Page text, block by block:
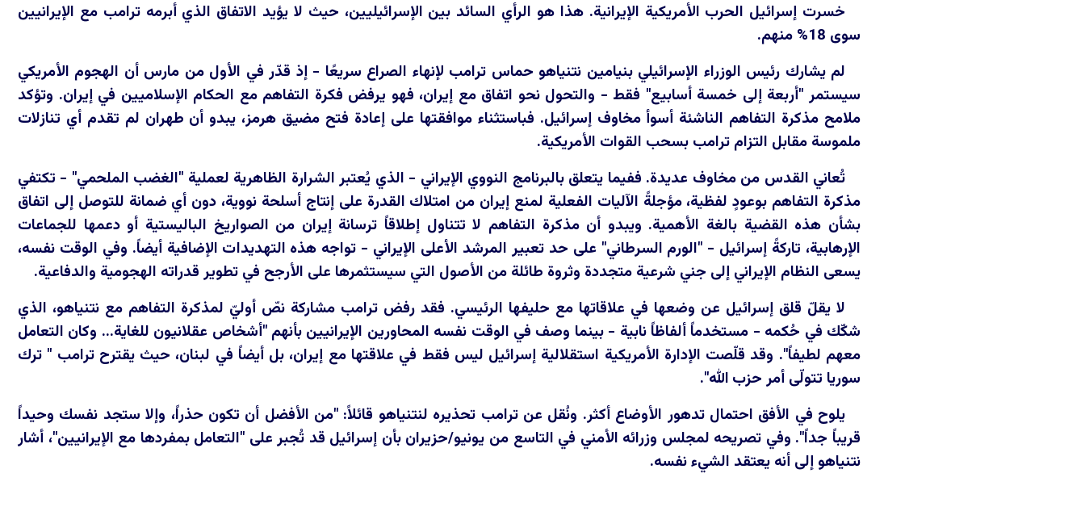
خسرت إسرائيل الحرب الأمريكية الإيرانية. هذا هو الرأي السائد بين الإسرائيليين، حيث لا يؤيد الاتفاق الذي أبرمه ترامب مع الإيرانيين
سوى 18% منهم.
لم يشارك رئيس الوزراء الإسرائيلي بنيامين نتنياهو حماس ترامب لإنهاء الصراع سريعًا - إذ قدّر في الأول من مارس أن الهجوم الأمريكي
سيستمر "أربعة إلى خمسة أسابيع" فقط - والتحول نحو اتفاق مع إيران، فهو يرفض فكرة التفاهم مع الحكام الإسلاميين في إيران. وتؤكد
ملامح مذكرة التفاهم الناشئة أسوأ مخاوف إسرائيل. فباستثناء موافقتها على إعادة فتح مضيق هرمز، يبدو أن طهران لم تقدم أي تنازلات
ملموسة مقابل التزام ترامب بسحب القوات الأمريكية.
تُعاني القدس من مخاوف عديدة. ففيما يتعلق بالبرنامج النووي الإيراني - الذي يُعتبر الشرارة الظاهرية لعملية "الغضب الملحمي" - تكتفي
مذكرة التفاهم بوعودٍ لفظية، مؤجلةً الآليات الفعلية لمنع إيران من امتلاك القدرة على إنتاج أسلحة نووية، دون أي ضمانة للتوصل إلى اتفاق
بشأن هذه القضية بالغة الأهمية. ويبدو أن مذكرة التفاهم لا تتناول إطلاقاً ترسانة إيران من الصواريخ الباليستية أو دعمها للجماعات
الإرهابية، تاركةً إسرائيل - "الورم السرطاني" على حد تعبير المرشد الأعلى الإيراني - تواجه هذه التهديدات الإضافية أيضاً. وفي الوقت نفسه،
يسعى النظام الإيراني إلى جني شرعية متجددة وثروة طائلة من الأصول التي سيستثمرها على الأرجح في تطوير قدراته الهجومية والدفاعية.
لا يقلّ قلق إسرائيل عن وضعها في علاقاتها مع حليفها الرئيسي. فقد رفض ترامب مشاركة نصّ أوليّ لمذكرة التفاهم مع نتنياهو، الذي
شكّك في حُكمه - مستخدماً ألفاظاً نابية - بينما وصف في الوقت نفسه المحاورين الإيرانيين بأنهم "أشخاص عقلانيون للغاية... وكان التعامل
معهم لطيفاً". وقد قلّصت الإدارة الأمريكية استقلالية إسرائيل ليس فقط في علاقتها مع إيران، بل أيضاً في لبنان، حيث يقترح ترامب " ترك
سوريا تتولّى أمر حزب الله".
يلوح في الأفق احتمال تدهور الأوضاع أكثر. ونُقل عن ترامب تحذيره لنتنياهو قائلاً: "من الأفضل أن تكون حذراً، وإلا ستجد نفسك وحيداً
قريباً جداً". وفي تصريحه لمجلس وزرائه الأمني في التاسع من يونيو/حزيران بأن إسرائيل قد تُجبر على "التعامل بمفردها مع الإيرانيين"، أشار
نتنياهو إلى أنه يعتقد الشيء نفسه.